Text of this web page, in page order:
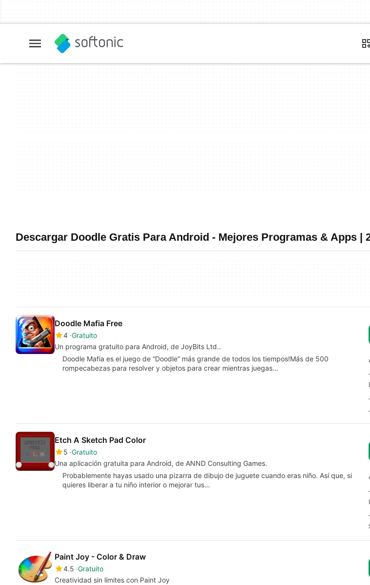
Descargar Doodle Gratis Para Android - Mejores Programas & Apps |
Doodle Mafia Free
4 Gratuito
Un programa gratuito para Android, de JoyBits Ltd..
Doodle Mafia es el juego de “Doodle” más grande de todos los tiempos!Más de 500
rompecabezas para resolver y objetos para crear mientras juegas…
Etch A Sketch Pad Color
5 Gratuito
Una aplicación gratuita para Android, de ANND Consulting Games.
Probablemente hayas usado una pizarra de dibujo de juguete cuando eras niño. Así que, si
quieres liberar a tu niño interior o mejorar tus…
Paint Joy - Color & Draw
4.5 Gratuito
Creatividad sin límites con Paint Joy